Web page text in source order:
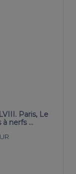
Paris, Le
à nerfs …